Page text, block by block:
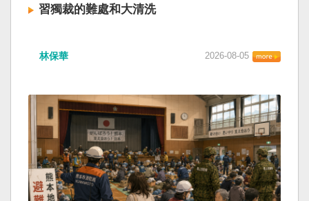
習獨裁的難處和大清洗
林保華 2026-08-05